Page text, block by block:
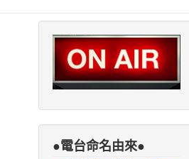
●電台命名由來●